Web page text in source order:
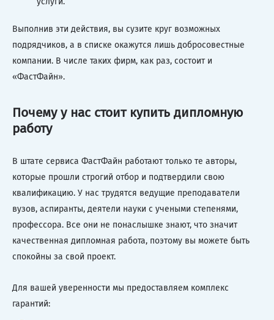
Выполнив эти действия, вы сузите круг возможных
подрядчиков, а в списке окажутся лишь добросовестные
компании. В числе таких фирм, как раз, состоит и
«ФастФайн».
Почему у нас стоит купить дипломную
работу
В штате сервиса ФастФайн работают только те авторы,
которые прошли строгий отбор и подтвердили свою
квалификацию. У нас трудятся ведущие преподаватели
вузов, аспиранты, деятели науки с учеными степенями,
профессора. Все они не понаслышке знают, что значит
качественная дипломная работа, поэтому вы можете быть
спокойны за свой проект.
Для вашей уверенности мы предоставляем комплекс
гарантий: